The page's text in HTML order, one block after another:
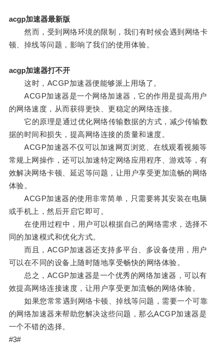
acgp加速器最新版
然而，受到网络环境的限制，我们有时候会遇到网络卡
顿、掉线等问题，影响了我们的使用体验。
acgp加速器打不开
这时，ACGP加速器便能够派上用场了。
ACGP加速器是一个网络加速器，它的作用是提高用户
的网络速度，从而获得更快、更稳定的网络连接。
它的原理是通过优化网络传输数据的方式，减少传输数
据的时间和损失，提高网络连接的质量和速度。
ACGP加速器不仅可以加速网页浏览、在线观看视频等
常规上网操作，还可以加速特定网络应用程序、游戏等，有
效解决网络卡顿、延迟等问题，让用户享受更加流畅的网络
体验。
ACGP加速器的使用非常简单，只需要将其安装在电脑
或手机上，然后开启它即可。
在使用过程中，用户可以根据自己的网络需求，选择不
同的加速模式和优化方式。
而且，ACGP加速器还支持多平台、多设备使用，用户
可以在不同的设备上随时随地享受畅快的网络体验。
总之，ACGP加速器是一个优秀的网络加速器，可以有
效提高网络连接速度，让用户享受更加流畅的网络体验。
如果您常常遇到网络卡顿、掉线等问题，需要一个可靠
的网络加速器来帮助您解决这些问题，那么ACGP加速器是
一个不错的选择。
#3#